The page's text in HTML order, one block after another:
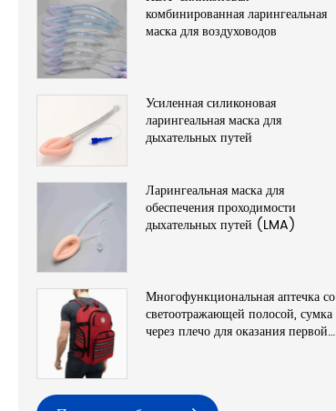
комбинированная ларингеальная
маска для воздуховодов
Усиленная силиконовая
ларингеальная маска для
дыхательных путей
Ларингеальная маска для
обеспечения проходимости
дыхательных путей (LMA)
Многофункциональная аптечка со
светоотражающей полосой, сумка
через плечо для оказания первой